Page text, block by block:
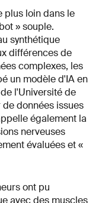
plus loin dans le
» souple.
synthétique
différences de
complexes, les
un modèle d'IA en
l'Université de
données issues
également la
nerveuses
évaluées et «
ont pu